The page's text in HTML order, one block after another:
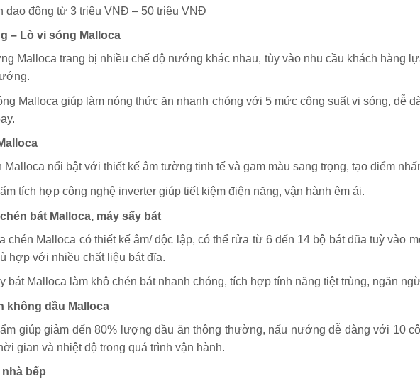
dao động từ 3 triệu VNĐ – 50 triệu VNĐ
– Lò vi sóng Malloca
Malloca trang bị nhiều chế độ nướng khác nhau, tùy vào nhu cầu khách hàng
Malloca giúp làm nóng thức ăn nhanh chóng với 5 mức công suất vi sóng, dễ
Malloca nổi bật với thiết kế âm tường tinh tế và gam màu sang trọng, tạo điểm
tích hợp công nghệ inverter giúp tiết kiệm điện năng, vận hành êm ái.
bát Malloca, máy sấy bát
chén Malloca có thiết kế âm/ độc lập, có thể rửa từ 6 đến 14 bộ bát đũa tuỳ vào
hợp với nhiều chất liệu bát đĩa.
bát Malloca làm khô chén bát nhanh chóng, tích hợp tính năng tiệt trùng, ngăn
không dầu Malloca
giúp giảm đến 80% lượng dầu ăn thông thường, nấu nướng dễ dàng với 10
gian và nhiệt độ trong quá trình vận hành.
bếp